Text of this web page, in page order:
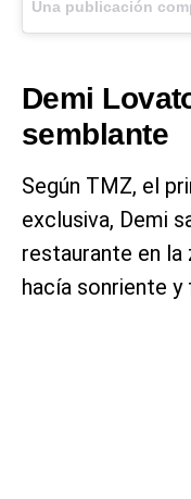
Una publicación
Demi
semblante
Según TMZ, el
exclusiva, Demi
restaurante en la
hacía sonriente y